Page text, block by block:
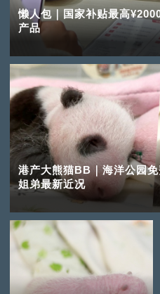
懒人包｜国家补贴最高
产品
港产大熊猫BB｜海洋公园
姐弟最新近况